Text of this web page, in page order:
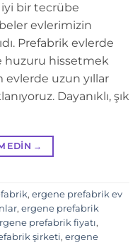
bir tecrübe
evlerimizin
Prefabrik evlerde
huzuru hissetmek
evlerde uzun yıllar
Dayanıklı, şık
EDIN →
, ergene prefabrik ev
, ergene prefabrik
prefabrik fiyatı,
şirketi, ergene